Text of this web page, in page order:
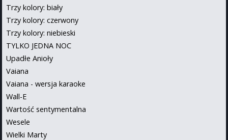
Trzy kolory: biały
Trzy kolory: czerwony
Trzy kolory: niebieski
TYLKO JEDNA NOC
Upadłe Anioły
Vaiana
Vaiana - wersja karaoke
Wall-E
Wartość sentymentalna
Wesele
Wielki Marty